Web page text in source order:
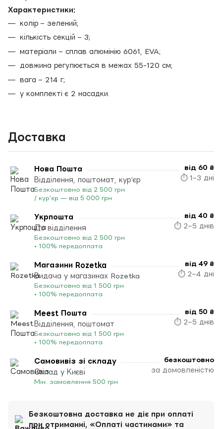
Характеристики:
колір – зелений;
кількість секцій – 3;
матеріали – сплав алюмінію 6061, EVA;
довжина регулюється в межах 55-120 см;
вага – 214 г;
у комплекті є 2 насадки.
Доставка
Нова Пошта
Відділення, поштомат, кур’єр
Безкоштовно від 2 500 грн
/ кур’єр — від 5 000 грн
від 60 ₴
⏱ 1–3 дні
Укрпошта
До відділення
Безкоштовно від 2 500 грн
• 100% передоплата
від 40 ₴
⏱ 2–5 днів
Магазини Rozetka
Видача у магазинах Rozetka
Безкоштовно від 1 500 грн
• 100% передоплата
від 49 ₴
⏱ 2–4 дні
Meest Пошта
Відділення, поштомат
Безкоштовно від 1 500 грн
• 100% передоплата
від 50 ₴
⏱ 2–5 днів
Самовивіз зі складу
Склад у Києві
Мін. замовлення 500 грн
безкоштовно
за домовленістю
Безкоштовна доставка не діє при оплаті
при отриманні, «Оплаті частинами» та